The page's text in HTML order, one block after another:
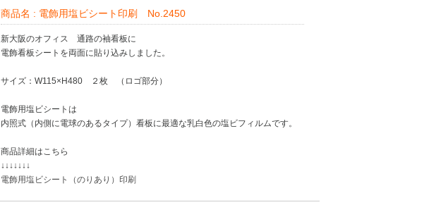
商品名 : 電飾用塩ビシート印刷 No.2450
新大阪のオフィス 通路の袖看板に
電飾看板シートを両面に貼り込みしました。
サイズ：W115×H480 ２枚 （ロゴ部分）
電飾用塩ビシートは
内照式（内側に電球のあるタイプ）看板に最適な乳白色の塩ビフィルムです。
商品詳細はこちら
↓↓↓↓↓↓↓
電飾用塩ビシート（のりあり）印刷